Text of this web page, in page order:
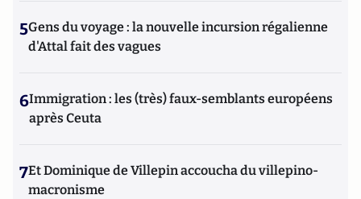
5Gens du voyage : la nouvelle incursion régalienne
d'Attal fait des vagues
6Immigration : les (très) faux-semblants européens
après Ceuta
7Et Dominique de Villepin accoucha du villepino-
macronisme